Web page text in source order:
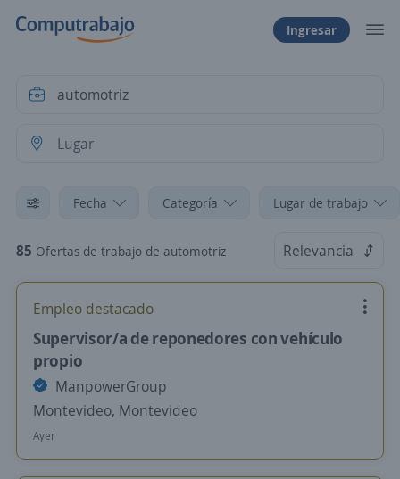
Ingresar
Fecha Categoría Lugar de trabajo
85 Ofertas de trabajo de automotriz Relevancia
Empleo destacado
Supervisor/a de reponedores con vehículo
propio
ManpowerGroup
Montevideo, Montevideo
Ayer